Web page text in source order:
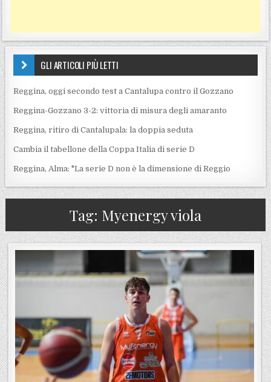
GLI ARTICOLI PIÙ LETTI
Reggina, oggi secondo test a Cantalupa contro il Gozzano
Reggina-Gozzano 3-2: vittoria di misura degli amaranto
Reggina, ritiro di Cantalupala: la doppia seduta
Cambia il tabellone della Coppa Italia di serie D
Reggina, Alma: "La serie D non è la dimensione di Reggio
Tag: Myenergy viola